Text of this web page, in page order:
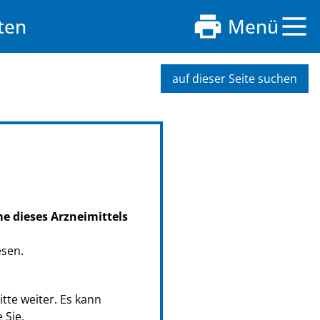
Menü
auf dieser Seite suchen
dieses Arzneimittels
weiter. Es kann
Sie.